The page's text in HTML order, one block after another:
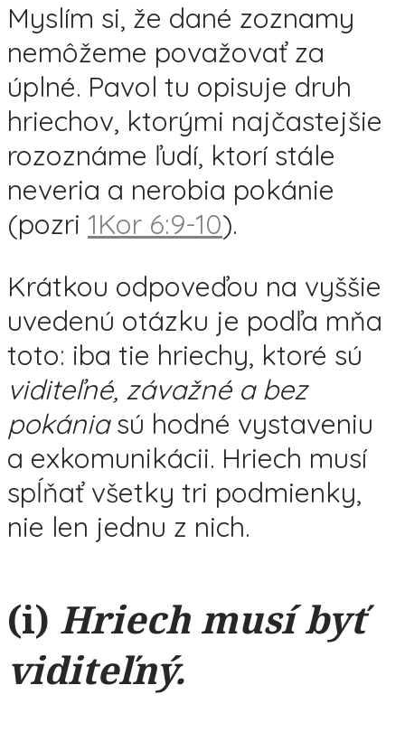
Myslím si, že dané zoznamy
nemôžeme považovať za
úplné. Pavol tu opisuje druh
hriechov, ktorými najčastejšie
rozoznáme ľudí, ktorí stále
neveria a nerobia pokánie
(pozri 1Kor 6:9-10).
Krátkou odpoveďou na vyššie
uvedenú otázku je podľa mňa
toto: iba tie hriechy, ktoré sú
viditeľné, závažné a bez
pokániasú hodné vystaveniu
a exkomunikácii. Hriech musí
spĺňať všetky tri podmienky,
nie len jednu z nich.
(i) Hriech musí byť
viditeľný.